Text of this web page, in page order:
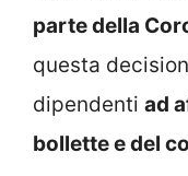
parte della
questa
dipendenti ad
bollette e del